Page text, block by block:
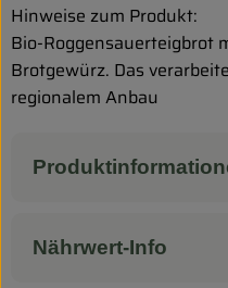
Hinweise zum Produkt:
Bio-Roggensauerteigbrot
Brotgewürz. Das
regionalem Anbau
Nährwert-Info